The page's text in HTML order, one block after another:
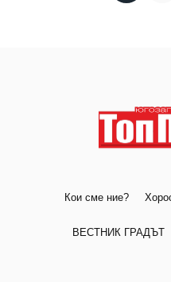
Кои сме ние?
ВЕСТНИК ГРАДЪТ